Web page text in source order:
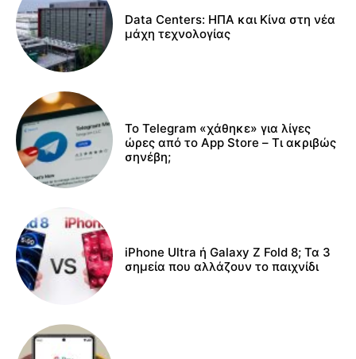
Data Centers: ΗΠΑ και Κίνα στη νέα
μάχη τεχνολογίας
Το Telegram «χάθηκε» για λίγες
ώρες από το App Store – Τι ακριβώς
σηνέβη;
iPhone Ultra ή Galaxy Z Fold 8; Τα 3
σημεία που αλλάζουν το παιχνίδι